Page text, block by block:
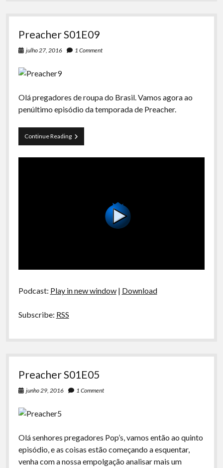
Preacher S01E09
julho 27, 2016 1 Comment
Olá pregadores de roupa do Brasil. Vamos agora ao
penúltimo episódio da temporada de Preacher.
Continue ReadingPreacher
S01E09
Podcast: Play in new window| Download
Subscribe: RSS
Preacher S01E05
junho 29, 2016 1 Comment
Olá senhores pregadores Pop’s, vamos então ao quinto
episódio, e as coisas estão começando a esquentar,
venha com a nossa empolgação analisar mais um